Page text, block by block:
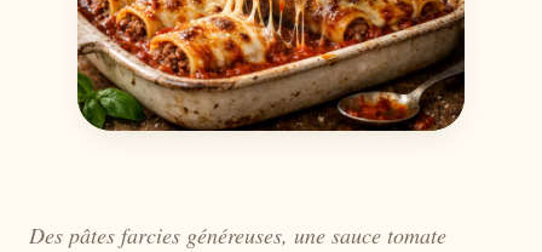
Des pâtes farcies généreuses, une sauce tomate